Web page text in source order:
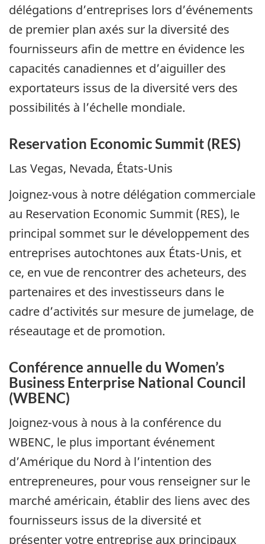
délégations d’entreprises lors d’événements
de premier plan axés sur la diversité des
fournisseurs afin de mettre en évidence les
capacités canadiennes et d’aiguiller des
exportateurs issus de la diversité vers des
possibilités à l’échelle mondiale.
Reservation Economic Summit (RES)
Las Vegas, Nevada, États-Unis
Joignez-vous à notre délégation commerciale
au Reservation Economic Summit (RES), le
principal sommet sur le développement des
entreprises autochtones aux États-Unis, et
ce, en vue de rencontrer des acheteurs, des
partenaires et des investisseurs dans le
cadre d’activités sur mesure de jumelage, de
réseautage et de promotion.
Conférence annuelle du Women’s
Business Enterprise National Council
(WBENC)
Joignez-vous à nous à la conférence du
WBENC, le plus important événement
d’Amérique du Nord à l’intention des
entrepreneures, pour vous renseigner sur le
marché américain, établir des liens avec des
fournisseurs issus de la diversité et
présenter votre entreprise aux principaux